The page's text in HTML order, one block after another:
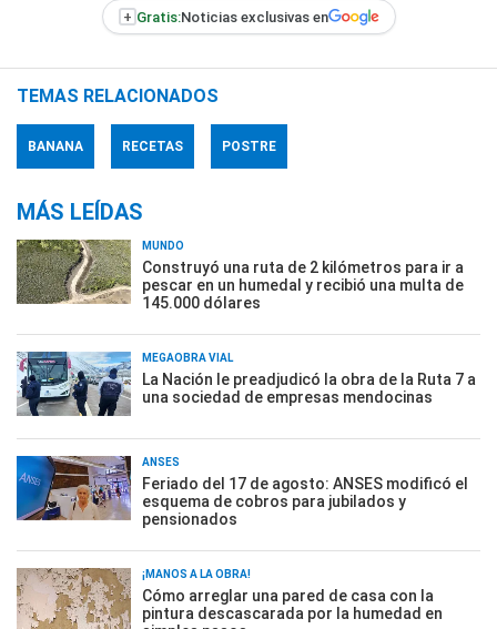
+ Gratis:Noticias exclusivas en
TEMAS RELACIONADOS
BANANA RECETAS POSTRE
MÁS LEÍDAS
MUNDO
Construyó una ruta de 2 kilómetros para ir a
pescar en un humedal y recibió una multa de
145.000 dólares
MEGAOBRA VIAL
La Nación le preadjudicó la obra de la Ruta 7 a
una sociedad de empresas mendocinas
ANSES
Feriado del 17 de agosto: ANSES modificó el
esquema de cobros para jubilados y
pensionados
¡MANOS A LA OBRA!
Cómo arreglar una pared de casa con la
pintura descascarada por la humedad en